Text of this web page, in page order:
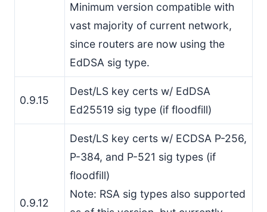
Minimum version compatible with
vast majority of current network,
since routers are now using the
EdDSA sig type.
0.9.15
Dest/LS key certs w/ EdDSA
Ed25519 sig type (if floodfill)
0.9.12
Dest/LS key certs w/ ECDSA P-256,
P-384, and P-521 sig types (if
floodfill)
Note: RSA sig types also supported